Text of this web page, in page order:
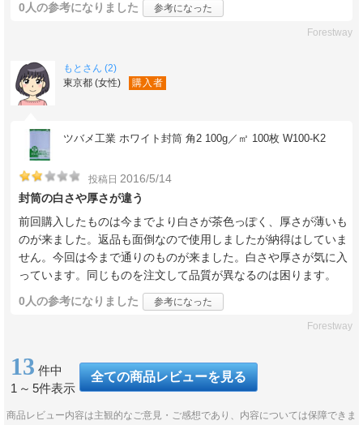
0人の参考になりました 参考になった
Forestway
もとさん (2)
東京都 (女性)
購入者
ツバメ工業 ホワイト封筒 角2 100g／㎡ 100枚 W100-K2
投稿日 2016/5/14
封筒の白さや厚さが違う
前回購入したものは今までより白さが茶色っぽく、厚さが薄いも
のが来ました。返品も面倒なので使用しましたが納得はしていま
せん。今回は今まで通りのものが来ました。白さや厚さが気に入
っています。同じものを注文して品質が異なるのは困ります。
0人の参考になりました 参考になった
Forestway
13 件中
1 ～ 5件表示
全ての商品レビューを見る
商品レビュー内容は主観的なご意見・ご感想であり、内容については保障できま